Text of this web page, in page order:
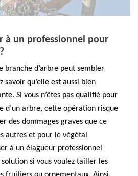
à un professionnel pour
branche d’arbre peut sembler
savoir qu’elle est aussi bien
Si vous n’êtes pas qualifié pour
d’un arbre, cette opération risque
des dommages graves que ce
autres et pour le végétal
à un élagueur professionnel
si vous voulez tailler les